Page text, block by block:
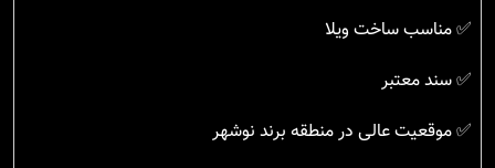
✅ مناسب ساخت ویلا
✅ سند معتبر
✅ موقعیت عالی در منطقه برند نوشهر